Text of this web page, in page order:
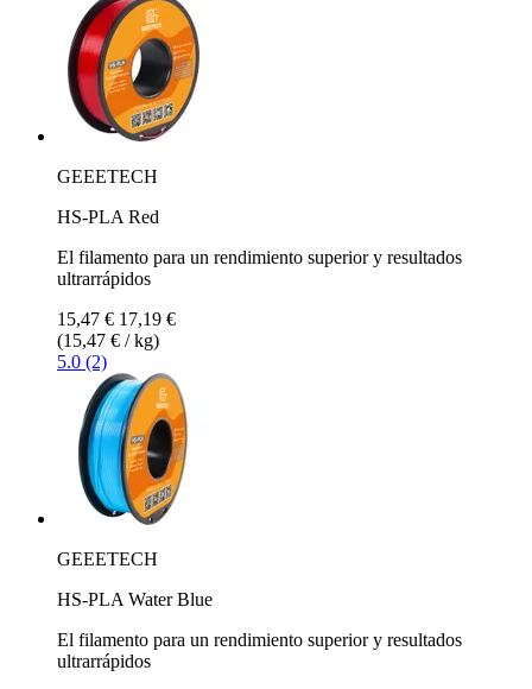
GEEETECH
HS-PLA Red
El filamento para un rendimiento superior y resultados
ultrarrápidos
15,47 € 17,19 €
(15,47 € / kg)
5.0 (2)
GEEETECH
HS-PLA Water Blue
El filamento para un rendimiento superior y resultados
ultrarrápidos